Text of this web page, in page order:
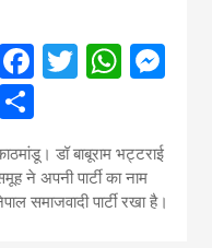
Facebook
Twitter
Share
डॉ बाबूराम भट्टराई
ने अपनी पार्टी का नाम
समाजवादी पार्टी रखा है।